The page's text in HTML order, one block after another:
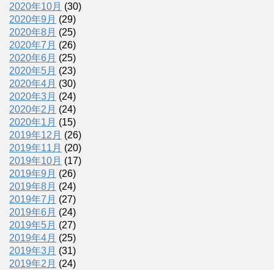
2020年10月 (30)
2020年9月 (29)
2020年8月 (25)
2020年7月 (26)
2020年6月 (25)
2020年5月 (23)
2020年4月 (30)
2020年3月 (24)
2020年2月 (24)
2020年1月 (15)
2019年12月 (26)
2019年11月 (20)
2019年10月 (17)
2019年9月 (26)
2019年8月 (24)
2019年7月 (27)
2019年6月 (24)
2019年5月 (27)
2019年4月 (25)
2019年3月 (31)
2019年2月 (24)